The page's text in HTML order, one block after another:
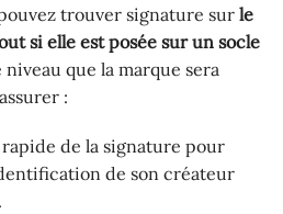
trouver signature surle
si elle est posée sur un socle
niveau que la marque sera
:
de la signature pour
de son créateur